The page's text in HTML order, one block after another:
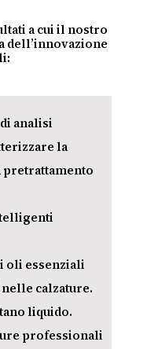
a cui il nostro
dell’innovazione
analisi
la
oli essenziali
calzature.
liquido.
professionali